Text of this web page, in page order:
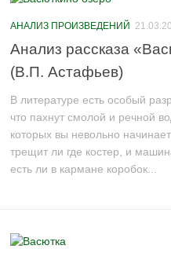
АНАЛИЗ ПРОИЗВЕДЕНИЙ
Анализ рассказа
(В.П. Астафьев)
В литературе есть особый
что пахнут смолой и речной
которых вы невольно
трещит ли где костер, и
есть ли в кармане коробок...